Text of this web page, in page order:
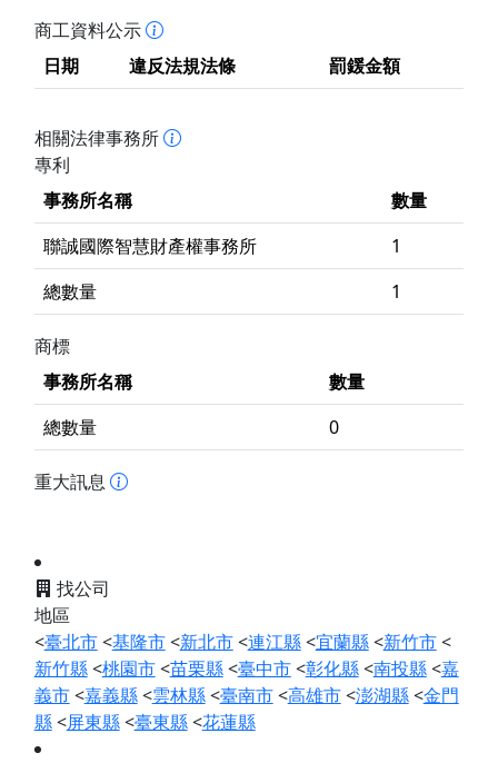
商工資料公示
日期
違反法規法條 罰鍰金額
相關法律事務所
專利
事務所名稱
數量
聯誠國際智慧財產權事務所
1
總數量
1
商標
事務所名稱
數量
總數量
0
重大訊息
找公司
地區
<臺北市<基隆市<新北市<連江縣<宜蘭縣<新竹市<
新竹縣<桃園市<苗栗縣<臺中市<彰化縣<南投縣<嘉
義市<嘉義縣<雲林縣<臺南市<高雄市<澎湖縣<金門
縣<屏東縣<臺東縣<花蓮縣